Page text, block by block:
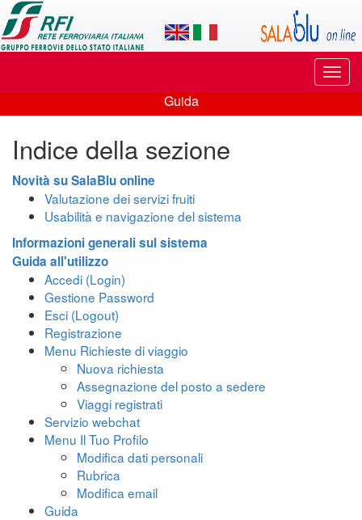
Applicazione
SalaBlu
Online
di
Rete
Ferroviaria
Italiana
di
Guida
Guida
Indice della sezione
Novità su SalaBlu online
Valutazione dei servizi fruiti
Usabilità e navigazione del sistema
Informazioni generali sul sistema
Guida all'utilizzo
Accedi (Login)
Gestione Password
Esci (Logout)
Registrazione
Menu Richieste di viaggio
Nuova richiesta
Assegnazione del posto a sedere
Viaggi registrati
Servizio webchat
Menu Il Tuo Profilo
Modifica dati personali
Rubrica
Modifica email
Guida